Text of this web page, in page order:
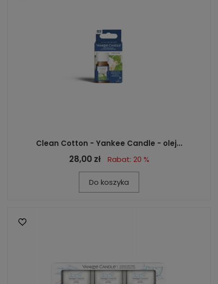
Clean Cotton - Yankee Candle - olej...
28,00 zł Rabat: 20 %
Do koszyka